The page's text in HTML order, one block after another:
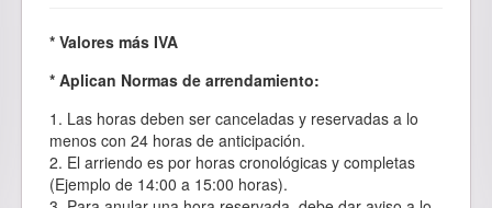
* Valores más IVA
* Aplican Normas de arrendamiento:
1. Las horas deben ser canceladas y reservadas a lo
menos con 24 horas de anticipación.
2. El arriendo es por horas cronológicas y completas
(Ejemplo de 14:00 a 15:00 horas).